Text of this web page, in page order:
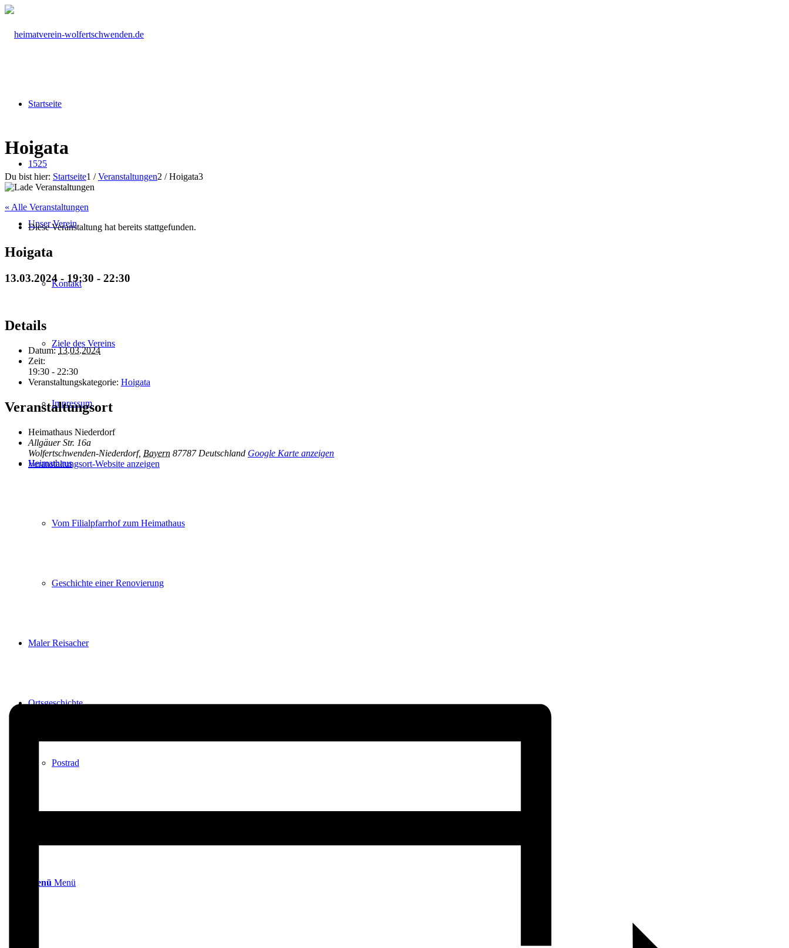
Startseite
1525
Unser Verein
Kontakt
Ziele des Vereins
Impressum
Heimathaus
Vom Filialpfarrhof zum Heimathaus
Geschichte einer Renovierung
Maler Reisacher
Ortsgeschichte
Postrad
Menü Menü
Hoigata
Du bist hier: Startseite1 / Veranstaltungen2 / Hoigata3
« Alle Veranstaltungen
Diese Veranstaltung hat bereits stattgefunden.
Hoigata
13.03.2024 - 19:30 - 22:30
Details
Datum: 13.03.2024
Zeit:
19:30 - 22:30
Veranstaltungskategorie: Hoigata
Veranstaltungsort
Heimathaus Niederdorf
Allgäuer Str. 16a
Wolfertschwenden-Niederdorf, Bayern 87787 Deutschland Google Karte anzeigen
Veranstaltungsort-Website anzeigen